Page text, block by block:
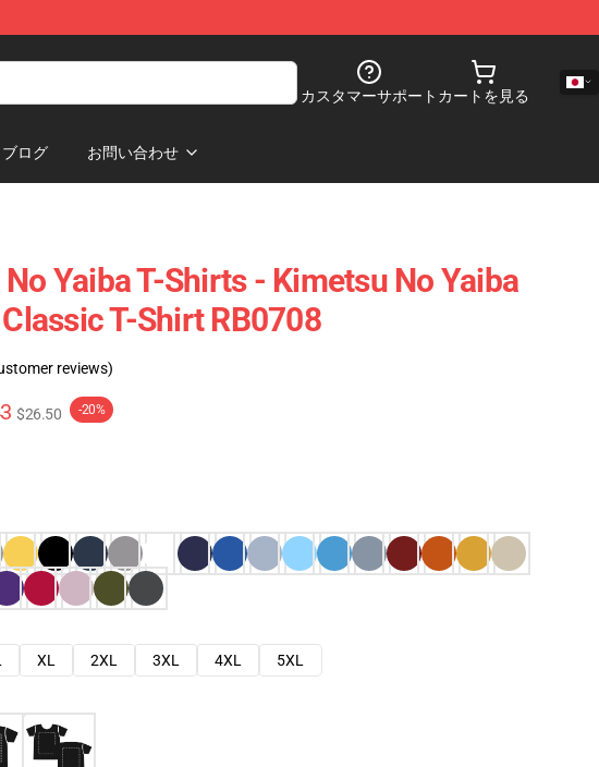
カスタマーサポート カートを見る
ブログ お問い合わせ
Yaiba T-Shirts - Kimetsu No Yaiba
T-Shirt RB0708
reviews)
$26.50 -20%
XL 2XL 3XL 4XL
5XL